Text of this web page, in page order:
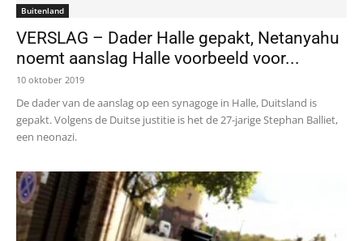
Buitenland
VERSLAG – Dader Halle gepakt, Netanyahu
noemt aanslag Halle voorbeeld voor...
10 oktober 2019
De dader van de aanslag op een synagoge in Halle, Duitsland is
gepakt. Volgens de Duitse justitie is het de 27-jarige Stephan Balliet,
een neonazi.